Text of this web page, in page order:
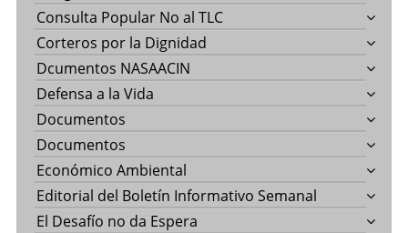
Consulta Popular No al TLC
Corteros por la Dignidad
Dcumentos NASAACIN
Defensa a la Vida
Documentos
Documentos
Económico Ambiental
Editorial del Boletín Informativo Semanal
El Desafío no da Espera